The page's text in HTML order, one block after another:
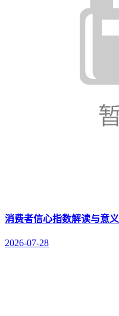
消费者信心指数解读与意义
2026-07-28